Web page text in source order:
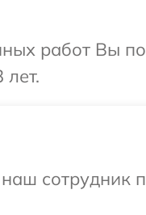
работ Вы
сотрудник